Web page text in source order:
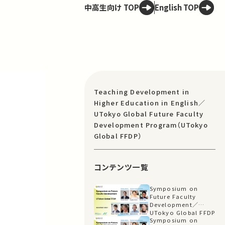
中高生向け TOP English TOP
Teaching Development in
Higher Education in English／
UTokyo Global Future Faculty
Development Program（UTokyo
Global FFDP）
コンテンツ一覧
Symposium on
Future Faculty
Development／
UTokyo Global FFDP
Symposium on